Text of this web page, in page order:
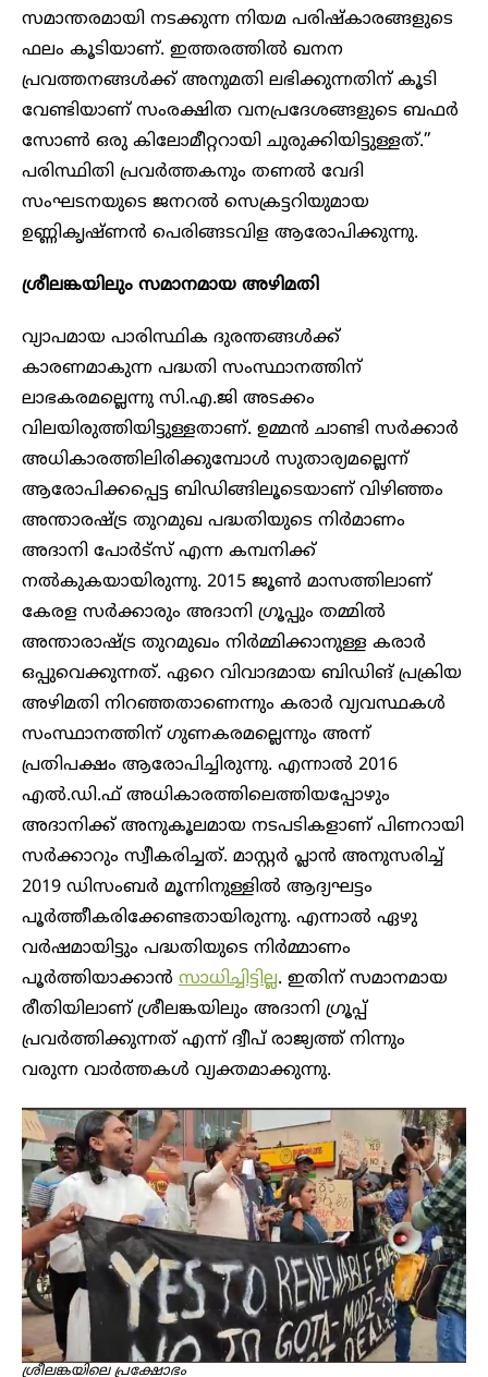
സമാന്തരമായി നടക്കുന്ന നിയമ പരിഷ്കാരങ്ങളുടെ
ഫലം കൂടിയാണ്. ഇത്തരത്തിൽ ഖനന
പ്രവത്തനങ്ങൾക്ക് അനുമതി ലഭിക്കുന്നതിന് കൂടി
വേണ്ടിയാണ് സംരക്ഷിത വനപ്രദേശങ്ങളുടെ ബഫർ
സോൺ ഒരു കിലോമീറ്ററായി ചുരുക്കിയിട്ടുള്ളത്.”
പരിസ്ഥിതി പ്രവർത്തകനും തണൽ വേദി
സംഘടനയുടെ ജനറൽ സെക്രട്ടറിയുമായ
ഉണ്ണികൃഷ്ണൻ പെരിങ്ങടവിള ആരോപിക്കുന്നു.
ശ്രീലങ്കയിലും സമാനമായ അഴിമതി
വ്യാപമായ പാരിസ്ഥിക ദുരന്തങ്ങൾക്ക്
കാരണമാകുന്ന പദ്ധതി സംസ്ഥാനത്തിന്
ലാഭകരമല്ലെന്നു സി.എ.ജി അടക്കം
വിലയിരുത്തിയിട്ടുള്ളതാണ്. ഉമ്മൻ ചാണ്ടി സർക്കാർ
അധികാരത്തിലിരിക്കുമ്പോൾ സുതാര്യമല്ലെന്ന്
ആരോപിക്കപ്പെട്ട ബിഡിങ്ങിലൂടെയാണ് വിഴിഞ്ഞം
അന്താരഷ്ട്ര തുറമുഖ പദ്ധതിയുടെ നിർമാണം
അദാനി പോർട്സ് എന്ന കമ്പനിക്ക്
നൽകുകയായിരുന്നു. 2015 ജൂൺ മാസത്തിലാണ്
കേരള സർക്കാരും അദാനി ഗ്രൂപ്പും തമ്മിൽ
അന്താരാഷ്ട്ര തുറമുഖം നിർമ്മിക്കാനുള്ള കരാർ
ഒപ്പുവെക്കുന്നത്. ഏറെ വിവാദമായ ബിഡിങ് പ്രക്രിയ
അഴിമതി നിറഞ്ഞതാണെന്നും കരാർ വ്യവസ്ഥകൾ
സംസ്ഥാനത്തിന് ഗുണകരമല്ലെന്നും അന്ന്
പ്രതിപക്ഷം ആരോപിച്ചിരുന്നു. എന്നാൽ 2016
എൽ.ഡി.ഫ് അധികാരത്തിലെത്തിയപ്പോഴും
അദാനിക്ക് അനുകൂലമായ നടപടികളാണ് പിണറായി
സർക്കാറും സ്വീകരിച്ചത്. മാസ്റ്റർ പ്ലാൻ അനുസരിച്ച്
2019 ഡിസംബർ മൂന്നിനുള്ളിൽ ആദ്യഘട്ടം
പൂർത്തീകരിക്കേണ്ടതായിരുന്നു. എന്നാൽ ഏഴു
വർഷമായിട്ടും പദ്ധതിയുടെ നിർമ്മാണം
പൂർത്തിയാക്കാൻ സാധിച്ചിട്ടില്ല. ഇതിന് സമാനമായ
രീതിയിലാണ് ശ്രീലങ്കയിലും അദാനി ​ഗ്രൂപ്പ്
പ്രവർത്തിക്കുന്നത് എന്ന് ദ്വീപ് രാജ്യത്ത് നിന്നും
വരുന്ന വാർത്തകൾ വ്യക്തമാക്കുന്നു.
ശ്രീലങ്കയിലെ പ്രക്ഷോഭം